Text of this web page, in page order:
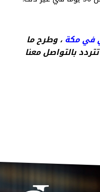
في مكة ، وطرح ما
بالتواصل معنا